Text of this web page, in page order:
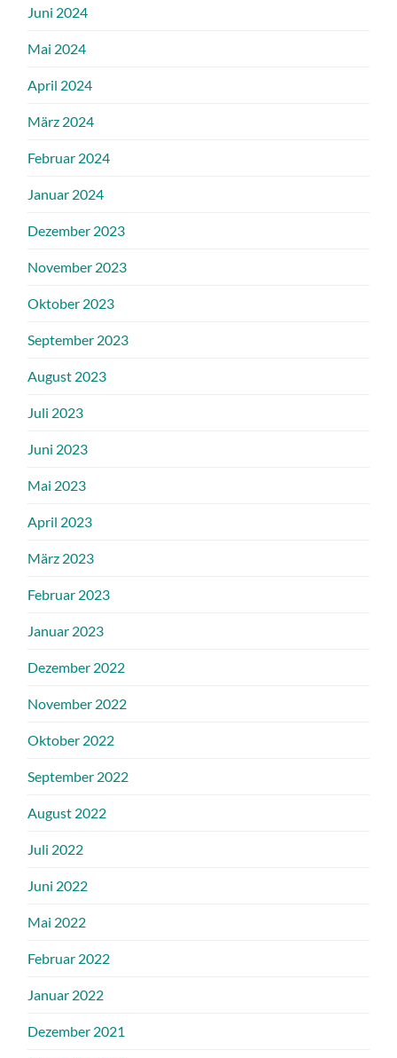
Juni 2024
Mai 2024
April 2024
März 2024
Februar 2024
Januar 2024
Dezember 2023
November 2023
Oktober 2023
September 2023
August 2023
Juli 2023
Juni 2023
Mai 2023
April 2023
März 2023
Februar 2023
Januar 2023
Dezember 2022
November 2022
Oktober 2022
September 2022
August 2022
Juli 2022
Juni 2022
Mai 2022
Februar 2022
Januar 2022
Dezember 2021